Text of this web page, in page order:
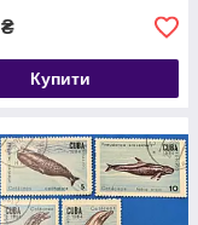
₴
Купити